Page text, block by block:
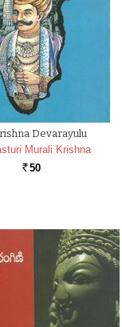
Devarayulu
Murali Krishna
Rs. 50